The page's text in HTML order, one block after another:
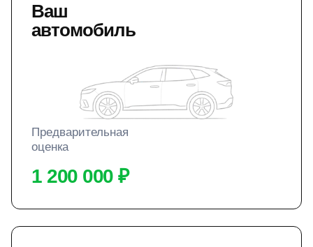
Ваш
автомобиль
Предварительная
оценка
1 200 000 ₽